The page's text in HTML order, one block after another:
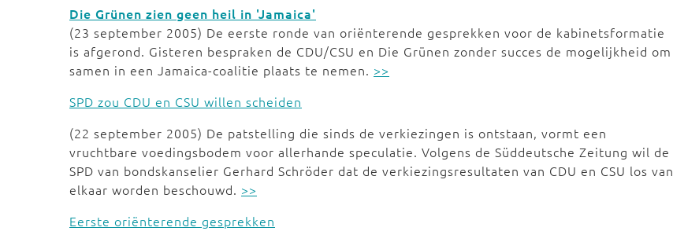
Die Grünen zien geen heil in 'Jamaica'
(23 september 2005) De eerste ronde van oriënterende gesprekken voor de kabinetsformatie
is afgerond. Gisteren bespraken de CDU/CSU en Die Grünen zonder succes de mogelijkheid om
samen in een Jamaica-coalitie plaats te nemen. >>
SPD zou CDU en CSU willen scheiden
(22 september 2005) De patstelling die sinds de verkiezingen is ontstaan, vormt een
vruchtbare voedingsbodem voor allerhande speculatie. Volgens de Süddeutsche Zeitung wil de
SPD van bondskanselier Gerhard Schröder dat de verkiezingsresultaten van CDU en CSU los van
elkaar worden beschouwd. >>
Eerste oriënterende gesprekken